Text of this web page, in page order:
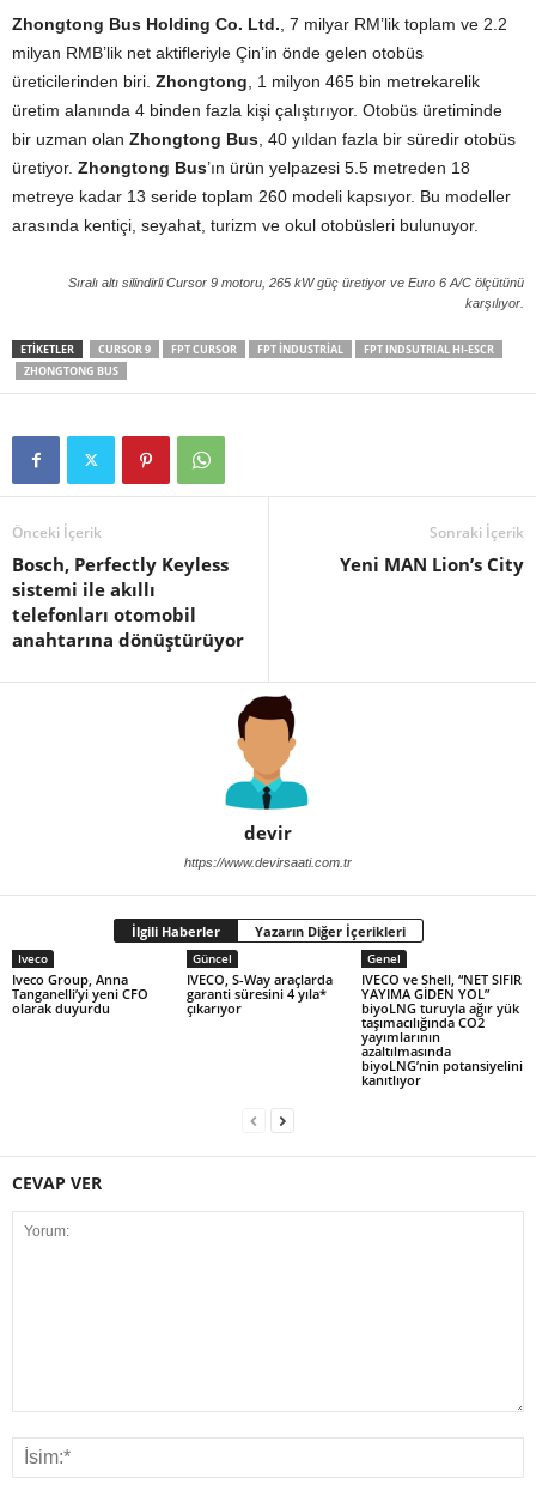
Zhongtong Bus Holding Co. Ltd. , 7 milyar RM’lik toplam ve 2.2
milyan RMB’lik net aktifleriyle Çin’in önde gelen otobüs
üreticilerinden biri. Zhongtong , 1 milyon 465 bin metrekarelik
üretim alanında 4 binden fazla kişi çalıştırıyor. Otobüs üretiminde
bir uzman olan Zhongtong Bus , 40 yıldan fazla bir süredir otobüs
üretiyor. Zhongtong Bus’ın ürün yelpazesi 5.5 metreden 18
metreye kadar 13 seride toplam 260 modeli kapsıyor. Bu modeller
arasında kentiçi, seyahat, turizm ve okul otobüsleri bulunuyor.
Sıralı altı silindirli Cursor 9 motoru, 265 kW güç üretiyor ve Euro 6 A/C ölçütünü
karşılıyor.
ETIKETLER CURSOR 9 FPT CURSOR FPT INDUSTRIAL
FPT INDSUTRIAL HI-ESCR
ZHONGTONG BUS
Önceki İçerik
Bosch, Perfectly Keyless
sistemi ile akıllı
telefonları otomobil
anahtarına dönüştürüyor
Sonraki İçerik
Yeni MAN Lion’s City
devir
https://www.devirsaati.com.tr
İlgili Haberler Yazarın Diğer İçerikleri
Iveco
Iveco Group, Anna
Tanganelli’yi yeni CFO
olarak duyurdu
Güncel
IVECO, S-Way araçlarda
garanti süresini 4 yıla*
çıkarıyor
Genel
IVECO ve Shell, “NET SIFIR
YAYIMA GİDEN YOL”
biyoLNG turuyla ağır yük
taşımacılığında CO2
yayımlarının
azaltılmasında
biyoLNG’nin potansiyelini
kanıtlıyor
CEVAP VER